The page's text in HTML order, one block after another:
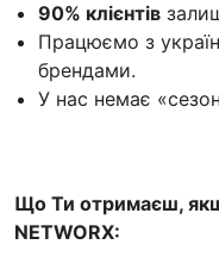
90% клієнтів
Працюємо з
брендами.
У нас немає
Що Ти отримаєш,
NETWORX: